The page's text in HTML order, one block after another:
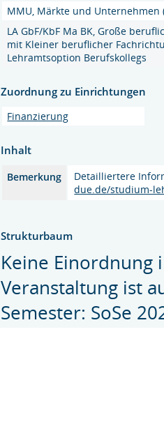
MMU, Märkte und Unternehmen
LA GbF/KbF Ma BK, Große
mit Kleiner beruflicher
Lehramtsoption Berufskollegs
Zuordnung zu Einrichtungen
Finanzierung
Inhalt
Bemerkung
Detailliertere
due.de/studium-
Strukturbaum
Keine Einordnung
Veranstaltung ist
Semester: SoSe